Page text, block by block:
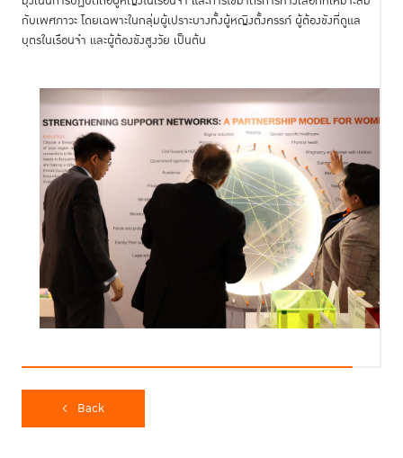
กับเพศภาวะ โดยเฉพาะในกลุ่มผู้เปราะบางทั้งผู้หญิงตั้งครรภ์ ผู้ต้องขังที่ดูแล
บุตรในเรือนจำ และผู้ต้องขังสูงวัย เป็นต้น
ประเทศไทย (TIJ) ในฐานะหน่วยงานที่ก่อตั้งขึ้นโดยมีภารกิจหลักเพื่อขับเคลื่อน
การนำข้อกำหนดกรุงเทพไปใช้ในระดับสากล ได้จัดนิทรรศการ 15 Years of
Back